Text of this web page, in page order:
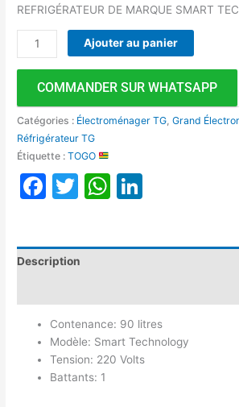
REFRIGÉRATEUR DE MARQUE SMART
Ajouter au panier
COMMANDER SUR WHATSAPP
Catégories : Électroménager TG ,Grand
Réfrigérateur TG
Étiquette :TOGO
Facebook
TwitterWhatsApp
Description
Contenance: 90 litres
Modèle: Smart Technology
Tension: 220 Volts
Battants: 1